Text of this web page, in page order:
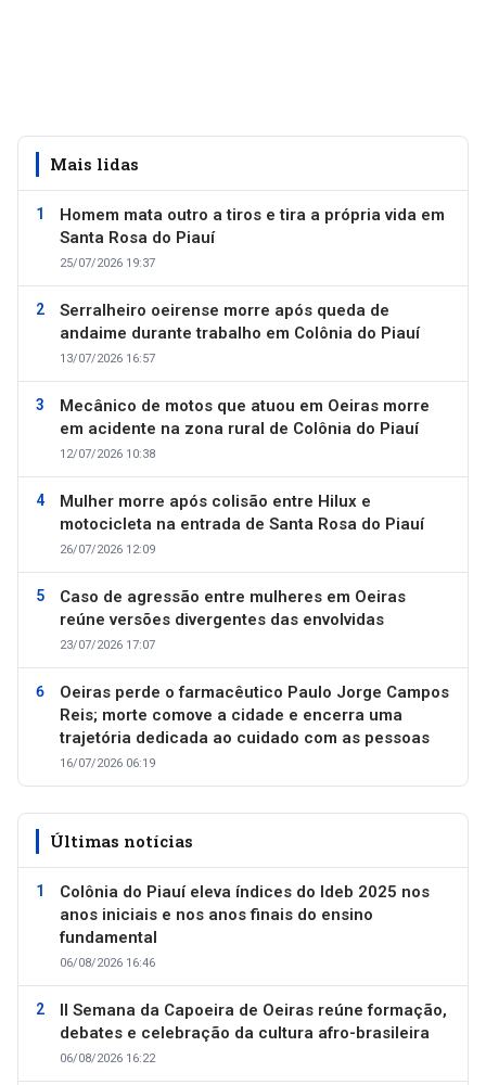
Mais lidas
Homem mata outro a tiros e tira a própria vida em
Santa Rosa do Piauí
25/07/2026 19:37
Serralheiro oeirense morre após queda de
andaime durante trabalho em Colônia do Piauí
13/07/2026 16:57
Mecânico de motos que atuou em Oeiras morre
em acidente na zona rural de Colônia do Piauí
12/07/2026 10:38
Mulher morre após colisão entre Hilux e
motocicleta na entrada de Santa Rosa do Piauí
26/07/2026 12:09
Caso de agressão entre mulheres em Oeiras
reúne versões divergentes das envolvidas
23/07/2026 17:07
Oeiras perde o farmacêutico Paulo Jorge Campos
Reis; morte comove a cidade e encerra uma
trajetória dedicada ao cuidado com as pessoas
16/07/2026 06:19
Últimas notícias
Colônia do Piauí eleva índices do Ideb 2025 nos
anos iniciais e nos anos finais do ensino
fundamental
06/08/2026 16:46
II Semana da Capoeira de Oeiras reúne formação,
debates e celebração da cultura afro-brasileira
06/08/2026 16:22